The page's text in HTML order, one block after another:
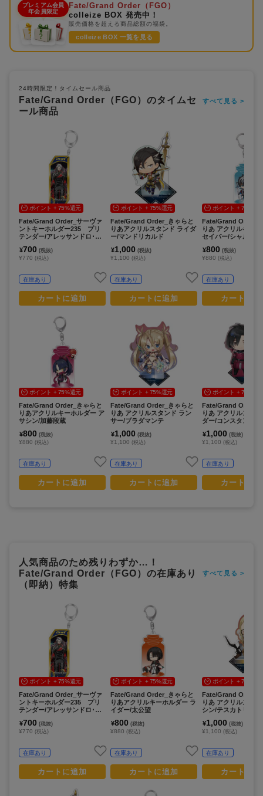
プレミアム会員
年会員限定
Fate/Grand Order（FGO）
colleize BOX 発売中！
販売価格を超える商品総額の福袋。
colleize BOX 一覧を見る
24時間限定！タイムセール商品
Fate/Grand Order（FGO）のタイムセ
ール商品
すべて見る >
ポイント + 75%還元
Fate/Grand Order_サーヴァ
ントキーホルダー235 プリ
テンダー/アレッサンドロ･デ
¥700 (税抜)
¥770 (税込)
在庫あり
カートに追加
ポイント + 75%還元
Fate/Grand Order_きゃらと
りあアクリルキーホルダー ア
サシン/加藤段蔵
¥800 (税抜)
¥880 (税込)
在庫あり
カートに追加
ポイント + 75%還元
Fate/Grand Order_きゃらと
りあアクリルスタンド ライダ
ー/マンドリカルド
¥1,000 (税抜)
¥1,100 (税込)
在庫あり
カートに追加
ポイント + 75%還元
Fate/Grand Order_きゃらと
りあ アクリルスタンド ラン
サー/ブラダマンテ
¥1,000 (税抜)
¥1,100 (税込)
在庫あり
カートに追加
ポイント + 75%還
Fate/Grand Order_
りあ アクリルキー
セイバー/シャルル
¥800 (税抜)
¥880 (税込)
在庫あり
カートに
ポイント + 75%還
Fate/Grand Order_
りあ アクリルスタ
ダー/コンスタンテ
¥1,000 (税抜)
¥1,100 (税込)
在庫あり
カートに
人気商品のため残りわずか…！
Fate/Grand Order（FGO）の在庫あり
（即納）特集
すべて見る >
ポイント + 75%還元
Fate/Grand Order_サーヴァ
ントキーホルダー235 プリ
テンダー/アレッサンドロ･デ
¥700 (税抜)
¥770 (税込)
在庫あり
カートに追加
ポイント + 75%還元
Fate/Grand Order_きゃらと
りあアクリルキーホルダー ラ
イダー/太公望
¥800 (税抜)
¥880 (税込)
在庫あり
カートに追加
ポイント + 75%還
Fate/Grand Order_
りあ アクリルスタ
シン/テスカトリポカ
¥1,000 (税抜)
¥1,100 (税込)
在庫あり
カートに